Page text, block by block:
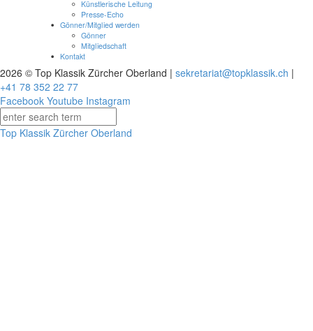
2026 © Top Klassik Zürcher Oberland | sekretariat@topklassik.ch |
+41 78 352 22 77
Facebook Youtube Instagram
Top Klassik Zürcher Oberland
Künstlerische Leitung
Presse-Echo
Gönner/Mitglied werden
Gönner
Mitgliedschaft
Kontakt